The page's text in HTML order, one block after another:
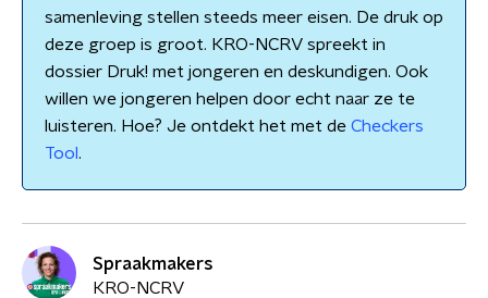
samenleving stellen steeds meer eisen. De druk op
deze groep is groot. KRO-NCRV spreekt in
dossier Druk! met jongeren en deskundigen. Ook
willen we jongeren helpen door echt naar ze te
luisteren. Hoe? Je ontdekt het met de Checkers
Tool .
Spraakmakers
KRO-NCRV